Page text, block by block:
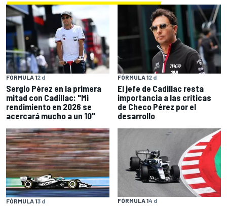
FÓRMULA 12 d
Sergio Pérez en la primera
mitad con Cadillac: "Mi
rendimiento en 2026 se
acercará mucho a un 10"
FÓRMULA 12 d
El jefe de Cadillac resta
importancia a las críticas
de Checo Pérez por el
desarrollo
FÓRMULA 13 d FÓRMULA 14 d